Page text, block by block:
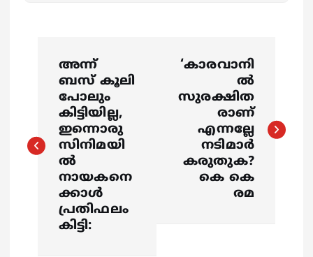
t
അന്ന്
ബസ് കൂലി
പോലും
കിട്ടിയില്ല,
ഇന്നൊരു
സിനിമയി
ൽ
നായകനെ
ക്കാൾ
പ്രതിഫലം
കിട്ടി:
‘കാരവാനി
ൽ
സുരക്ഷിത
രാണ്
എന്നല്ലേ
നടിമാർ
കരുതുക?
കെ കെ
രമ